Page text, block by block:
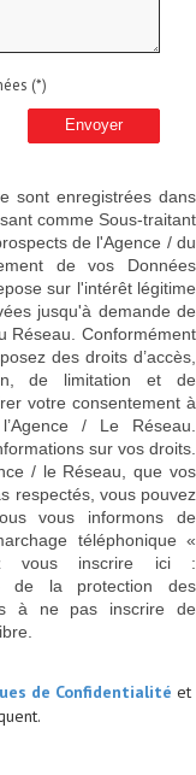
(*)
Envoyer
sont enregistrées dans
comme Sous-traitant
de l'Agence / du
de vos Données
sur l'intérêt légitime
jusqu'à demande de
Réseau. Conformément
des droits d’accès,
de limitation et de
votre consentement à
/ Le Réseau.
sur vos droits.
/ le Réseau, que vos
respectés, vous pouvez
vous informons de
téléphonique «
vous inscrire ici :
la protection des
à ne pas inscrire de
de Confidentialité et